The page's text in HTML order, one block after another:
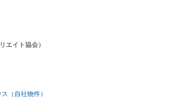
エイト協会）
（自社物件）